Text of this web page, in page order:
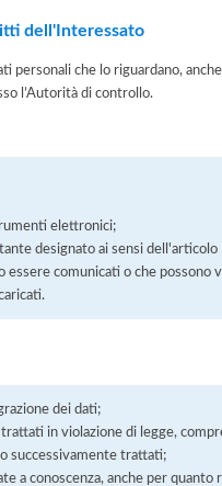
dell'Interessato
che lo riguardano,
l’Autorità di controllo.
elettronici;
designato ai sensi dell'articolo
comunicati o che possono
dei dati;
in violazione di legge,
successivamente trattati;
a conoscenza, anche per